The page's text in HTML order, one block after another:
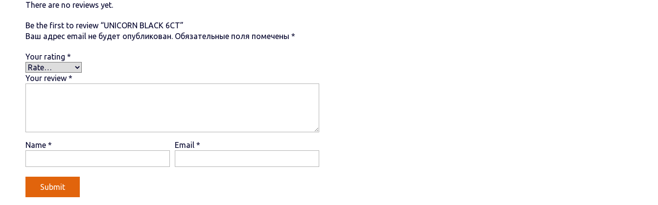
There are no reviews yet.
Be the first to review “UNICORN BLACK 6СТ”
Ваш адрес email не будет опубликован. Обязательные поля помечены *
Your rating *
Your review *
Name * Email *